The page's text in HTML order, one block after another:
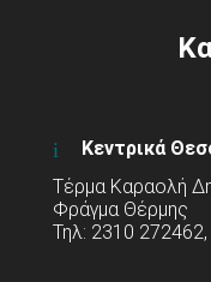
Κεντρικά
Τέρμα Καραολή
Φράγμα Θέρμης
Τηλ: 2310